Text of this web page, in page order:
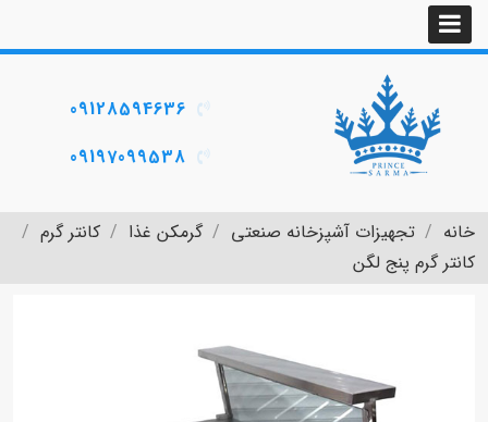
09128594636
09197099538
خانه تجهیزات آشپزخانه صنعتی گرمکن غذا
کانتر گرم
کانتر گرم پنج لگن